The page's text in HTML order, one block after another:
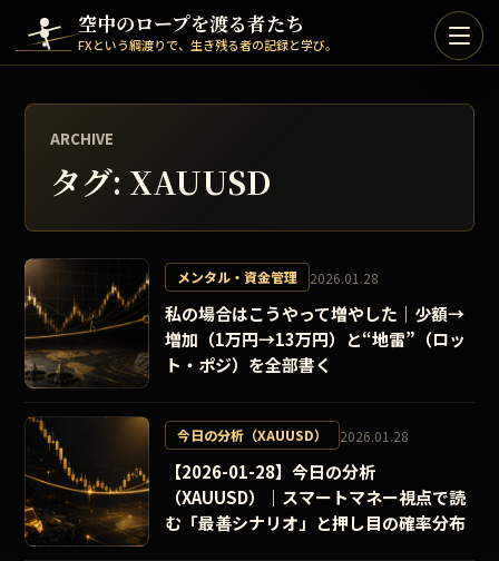
Skip to content空中のロープを渡る者たち
FXという綱渡りで、生き残る者の記録と学び。
ARCHIVE
タグ: XAUUSD
メンタル・資金管理 2026.01.28
私の場合はこうやって増やした｜少額→
増加（1万円→13万円）と“地雷”（ロッ
ト・ポジ）を全部書く
今日の分析（XAUUSD） 2026.01.28
【2026-01-28】今日の分析
（XAUUSD）｜スマートマネー視点で読
む「最善シナリオ」と押し目の確率分布